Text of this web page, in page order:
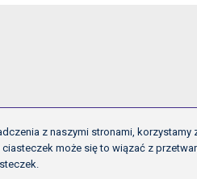
z naszymi stronami,
może się to wiązać z